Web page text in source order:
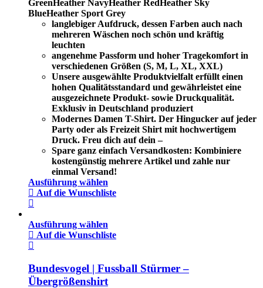
GreenHeather NavyHeather RedHeather Sky
BlueHeather Sport Grey
langlebiger Aufdruck, dessen Farben auch nach
mehreren Wäschen noch schön und kräftig
leuchten
angenehme Passform und hoher Tragekomfort in
verschiedenen Größen (S, M, L, XL, XXL)
Unsere ausgewählte Produktvielfalt erfüllt einen
hohen Qualitätsstandard und gewährleistet eine
ausgezeichnete Produkt- sowie Druckqualität.
Exklusiv in Deutschland produziert
Modernes Damen T-Shirt. Der Hingucker auf jeder
Party oder als Freizeit Shirt mit hochwertigem
Druck. Freu dich auf dein –
Spare ganz einfach Versandkosten: Kombiniere
kostengünstig mehrere Artikel und zahle nur
einmal Versand!
Ausführung wählen
Auf die Wunschliste
Ausführung wählen
Auf die Wunschliste
Bundesvogel | Fussball Stürmer –
Übergrößenshirt